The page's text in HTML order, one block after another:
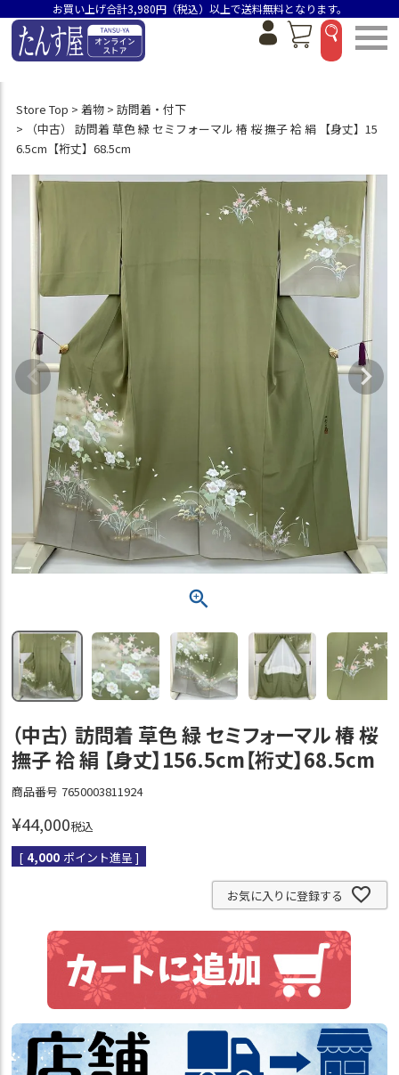
お買い上げ合計3,980円（税込）以上で送料無料となります。
Store Top 着物
訪問着・付下
（中古） 訪問着 草色 緑 セミフォーマル 椿 桜 撫子 袷 絹 【身丈】15
6.5cm【裄丈】68.5cm
（中古） 訪問着 草色 緑 セミフォーマル 椿 桜
撫子 袷 絹 【身丈】156.5cm【裄丈】68.5cm
商品番号 7650003811924
¥44,000税込
[ 4,000 ポイント進呈 ]
お気に入りに登録する